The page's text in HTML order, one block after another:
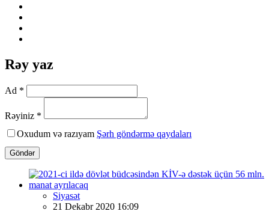
Rəy yaz
Ad *
Rəyiniz *
Oxudum və razıyam Şərh göndərmə qaydaları
Göndər
Siyasət
21 Dekabr 2020 16:09